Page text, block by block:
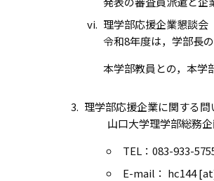
理学部応援企業懇談会
令和8年度は，学部長
本学部教員との，本学
理学部応援企業に関する問
山口大学理学部総務企
TEL：083-933-
E-mail： hc144